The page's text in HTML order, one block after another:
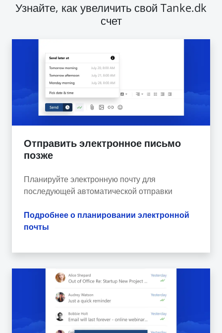
Узнайте, как увеличить свой Tanke.dk
счет
Отправить электронное письмо
позже
Планируйте электронную почту для
последующей автоматической отправки
Подробнее о планировании электронной
почты